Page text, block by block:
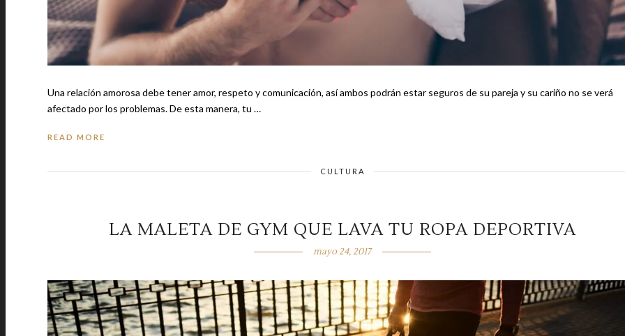
Una relación amorosa debe tener amor, respeto y comunicación, así ambos podrán estar seguros de su pareja y su cariño no se verá
afectado por los problemas. De esta manera, tu …
READ MORE
CULTURA
LA MALETA DE GYM QUE LAVA TU ROPA DEPORTIVA
mayo 24, 2017